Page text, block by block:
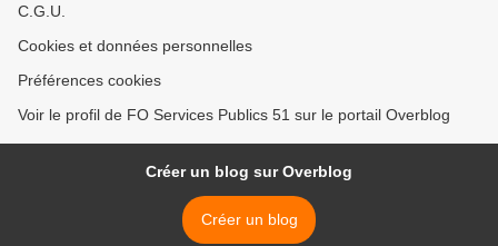
C.G.U.
Cookies et données personnelles
Préférences cookies
Voir le profil de FO Services Publics 51 sur le portail Overblog
Créer un blog sur Overblog
Créer un blog